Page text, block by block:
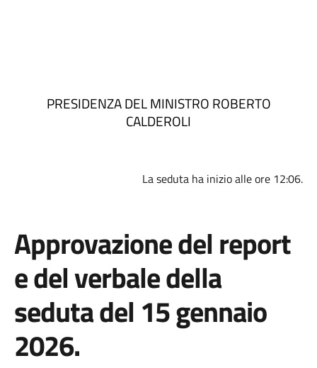
PRESIDENZA DEL MINISTRO ROBERTO
CALDEROLI
La seduta ha inizio alle ore 12:06.
Approvazione del report
e del verbale della
seduta del 15 gennaio
2026.